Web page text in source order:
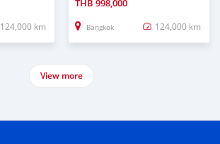
124,000 km
THB 998,000
Bangkok 124,000 km
View more